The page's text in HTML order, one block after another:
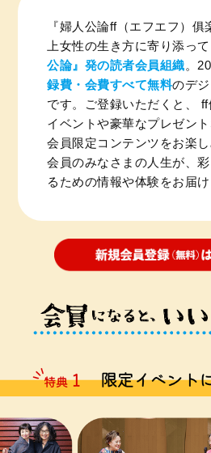
『婦人公論ff（エフエフ）俱
上女性の生き方に寄り添っ
公論』発の読者会員組織。
録費・会費すべて無料のデ
です。ご登録いただくと、
イベントや豪華なプレゼン
会員限定コンテンツをお楽し
会員のみなさまの人生が、
るための情報や体験をお届け